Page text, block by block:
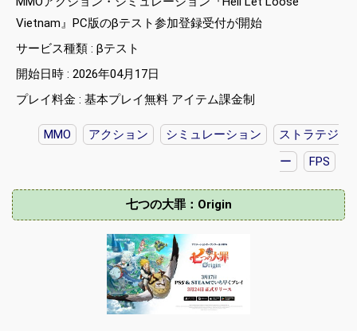
Vietnam』PC版のβテスト参加登録受付が開始
サービス種類 : βテスト
開始日時 : 2026年04月17日
プレイ料金 : 基本プレイ無料 アイテム課金制
MMO アクション シミュレーション
ストラテジ
ー
FPS
七つの大罪：Origin